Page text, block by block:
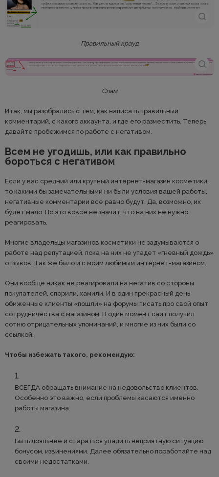
Правильный крауд
Спам
Итак, мы разобрались с тем, как написать правильный
комментарий, с какого аккаунта, и где его разместить. Теперь
давайте пробежимся по работе с негативом.
Всем не угодишь, или как правильно
бороться с негативом
Если у вас средний или крупный интернет-магазин косметики,
то какими бы замечательными ни были условия вашей работы,
негативные комментарии все равно будут. Да, возможно, их
будет мало. Но это вовсе не значит, что на них не нужно
реагировать.
Многие владельцы магазинов косметики не задумываются о
работе над репутацией, пока на них не упадет «гневный дождь»
отзывов. Так же было и с моим любимым интернет-магазином.
Они вообще никак не реагировали на негатив со стороны
покупателей, спорили, хамили. И в один прекрасный день
обиженные клиенты «пошли» на форумы писать про свой опыт
сотрудничества с магазином. В один момент сайт получил
сотню отрицательных упоминаний, и многие из них были со
ссылкой.
Чтобы избежать такого, рекомендую:
ВСЕГДА обращать внимание на недовольство клиентов.
Особенно это важно, если проблемы касаются именно
работы магазина.
Быть лояльнее и стараться уладить неприятную ситуацию
бонусом, извинениями. Далее обязательно поработайте над
своими недостатками.